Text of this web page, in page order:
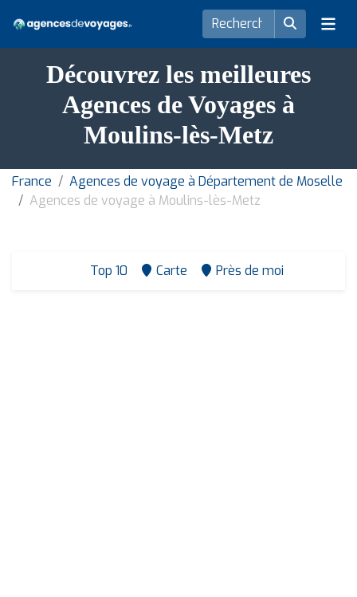
Découvrez les meilleures
Agences de Voyages à
Moulins-lès-Metz
France
Agences de voyage à Département de Moselle
Agences de voyage à Moulins-lès-Metz
Top 10 Carte Près de moi